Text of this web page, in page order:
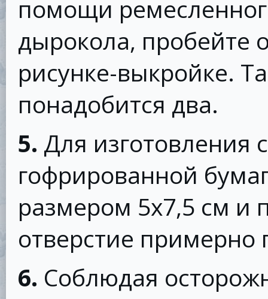
помощи
дырокола, пробейте
рисунке-выкройке.
понадобится два.
5. Для изготовления
гофрированной
размером 5х7,5 см и
отверстие примерно
6. Соблюдая